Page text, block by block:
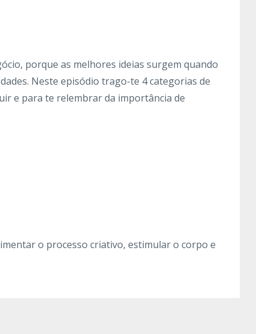
porque as melhores ideias surgem quando
Neste episódio trago-te 4 categorias de
e para te relembrar da importância de
o processo criativo, estimular o corpo e